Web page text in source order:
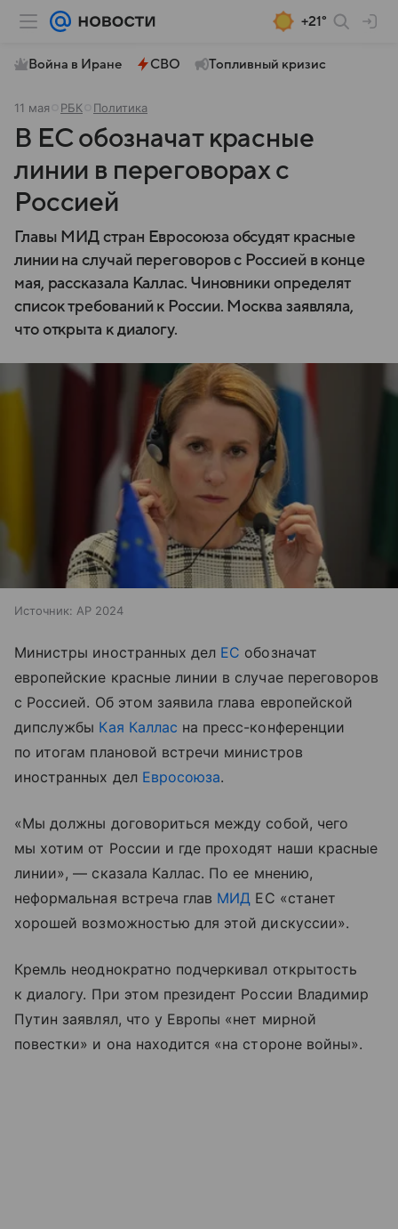
+21°
Война в Иране СВО Топливный кризис
11 мая РБК Политика
В ЕС обозначат красные
линии в переговорах с
Россией
Главы МИД стран Евросоюза обсудят красные
линии на случай переговоров с Россией в конце
мая, рассказала Каллас. Чиновники определят
список требований к России. Москва заявляла,
что открыта к диалогу.
Источник: AP 2024
Министры иностранных дел ЕС обозначат
европейские красные линии в случае переговоров
с Россией. Об этом заявила глава европейской
дипслужбы Кая Каллас на пресс-конференции
по итогам плановой встречи министров
иностранных дел Евросоюза.
«Мы должны договориться между собой, чего
мы хотим от России и где проходят наши красные
линии», — сказала Каллас. По ее мнению,
неформальная встреча глав МИД ЕС «станет
хорошей возможностью для этой дискуссии».
Кремль неоднократно подчеркивал открытость
к диалогу. При этом президент России Владимир
Путин заявлял, что у Европы «нет мирной
повестки» и она находится «на стороне войны».